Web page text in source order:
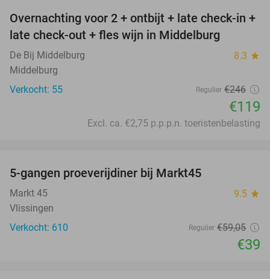
52%
Overnachting voor 2 + ontbijt + late check-in +
late check-out + fles wijn in Middelburg
De Bij Middelburg 8.3 star
Middelburg
Verkocht: 55
Regulier €246
€119
Excl. ca. €2,75 p.p.p.n. toeristenbelasting
5-gangen proeverijdiner bij Markt45
Markt 45 9.5 star
Vlissingen
Verkocht: 610
Regulier €59,05
€39